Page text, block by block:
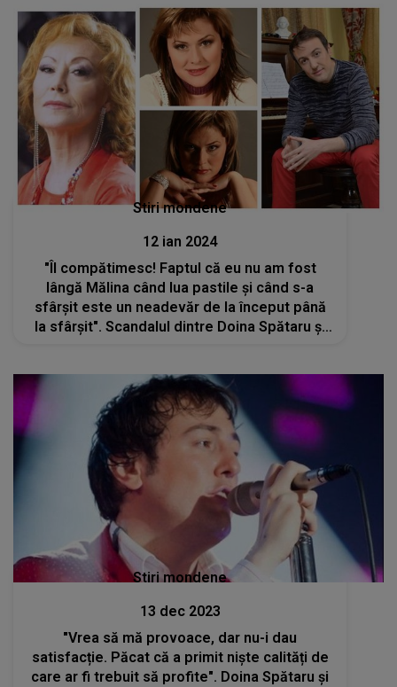
Stiri mondene
12 ian 2024
"Îl compătimesc! Faptul că eu nu am fost
lângă Mălina când lua pastile și când s-a
sfârșit este un neadevăr de la început până
la sfârșit". Scandalul dintre Doina Spătaru și
Stiri mondene
13 dec 2023
"Vrea să mă provoace, dar nu-i dau
satisfacție. Păcat că a primit niște calități de
care ar fi trebuit să profite". Doina Spătaru și